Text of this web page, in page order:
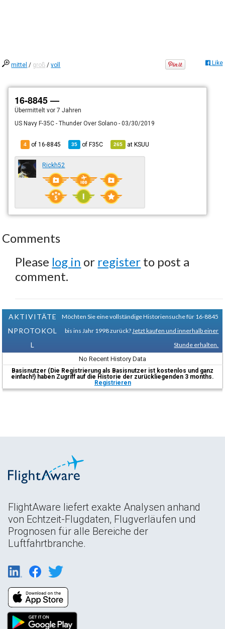
mittel / groß /voll Like
16-8845 —
Übermitteltvor 7 Jahren
US Navy F-35C - Thunder Over Solano - 03/30/2019
4 of 16-8845 35 ofF35C 265 atKSUU
Rickh52
Comments
Please log in or register to post a
comment.
AKTIVITÄTE
NPROTOKOL
L
Möchten Sie eine vollständige Historiensuche für 16-8845
bis ins Jahr 1998 zurück? Jetzt kaufen und innerhalb einer
Stunde erhalten.
No Recent History Data
Basisnutzer (Die Registrierung als Basisnutzer ist kostenlos und ganz
einfach!) haben Zugriff auf die Historie der zurückliegenden 3 months.
Registrieren
FlightAware liefert exakte Analysen anhand
von Echtzeit-Flugdaten, Flugverläufen und
Prognosen für alle Bereiche der
Luftfahrtbranche.